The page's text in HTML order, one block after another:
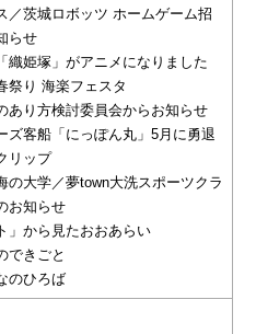
／茨城ロボッツ ホームゲーム招
らせ
織姫塚」がアニメになりました
祭り 海楽フェスタ
あり方検討委員会からお知らせ
ズ客船「にっぽん丸」5月に勇退
リップ
の大学／夢town大洗スポーツクラ
お知らせ
」から見たおおあらい
できごと
のひろば